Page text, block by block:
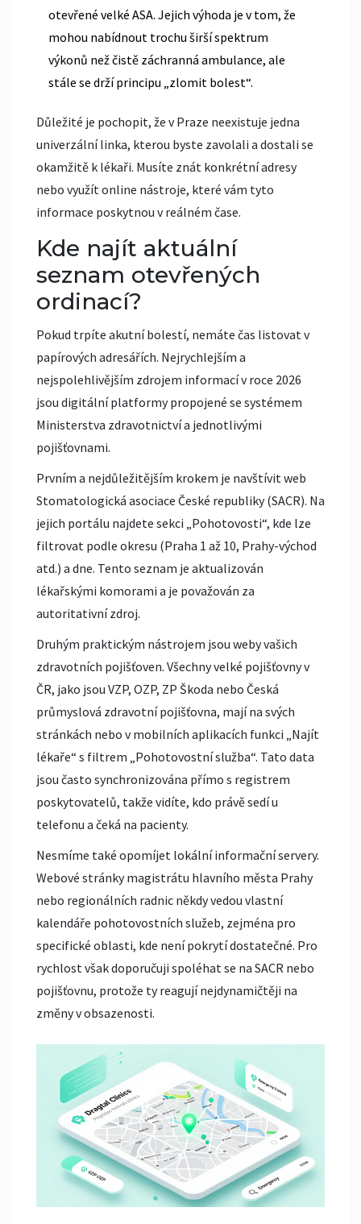
otevřené velké ASA. Jejich výhoda je v tom, že
mohou nabídnout trochu širší spektrum
výkonů než čistě záchranná ambulance, ale
stále se drží principu „zlomit bolest“.
Důležité je pochopit, že v Praze neexistuje jedna
univerzální linka, kterou byste zavolali a dostali se
okamžitě k lékaři. Musíte znát konkrétní adresy
nebo využít online nástroje, které vám tyto
informace poskytnou v reálném čase.
Kde najít aktuální
seznam otevřených
ordinací?
Pokud trpíte akutní bolestí, nemáte čas listovat v
papírových adresářích. Nejrychlejším a
nejspolehlivějším zdrojem informací v roce 2026
jsou digitální platformy propojené se systémem
Ministerstva zdravotnictví a jednotlivými
pojišťovnami.
Prvním a nejdůležitějším krokem je navštívit web
Stomatologická asociace České republiky (SACR). Na
jejich portálu najdete sekci „Pohotovosti“, kde lze
filtrovat podle okresu (Praha 1 až 10, Prahy-východ
atd.) a dne. Tento seznam je aktualizován
lékařskými komorami a je považován za
autoritativní zdroj.
Druhým praktickým nástrojem jsou weby vašich
zdravotních pojišťoven. Všechny velké pojišťovny v
ČR, jako jsou VZP, OZP, ZP Škoda nebo Česká
průmyslová zdravotní pojišťovna, mají na svých
stránkách nebo v mobilních aplikacích funkci „Najít
lékaře“ s filtrem „Pohotovostní služba“. Tato data
jsou často synchronizována přímo s registrem
poskytovatelů, takže vidíte, kdo právě sedí u
telefonu a čeká na pacienty.
Nesmíme také opomíjet lokální informační servery.
Webové stránky magistrátu hlavního města Prahy
nebo regionálních radnic někdy vedou vlastní
kalendáře pohotovostních služeb, zejména pro
specifické oblasti, kde není pokrytí dostatečné. Pro
rychlost však doporučuji spoléhat se na SACR nebo
pojišťovnu, protože ty reagují nejdynamičtěji na
změny v obsazenosti.